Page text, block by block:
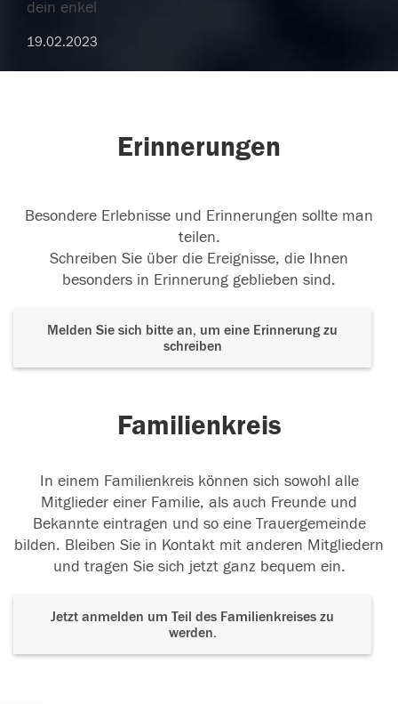
dein enkel
19.02.2023
Erinnerungen
Besondere Erlebnisse und Erinnerungen sollte man
teilen.
Schreiben Sie über die Ereignisse, die Ihnen
besonders in Erinnerung geblieben sind.
Melden Sie sich bitte an, um eine Erinnerung zu
schreiben
Familienkreis
In einem Familienkreis können sich sowohl alle
Mitglieder einer Familie, als auch Freunde und
Bekannte eintragen und so eine Trauergemeinde
bilden. Bleiben Sie in Kontakt mit anderen Mitgliedern
und tragen Sie sich jetzt ganz bequem ein.
Jetzt anmelden um Teil des Familienkreises zu
werden.